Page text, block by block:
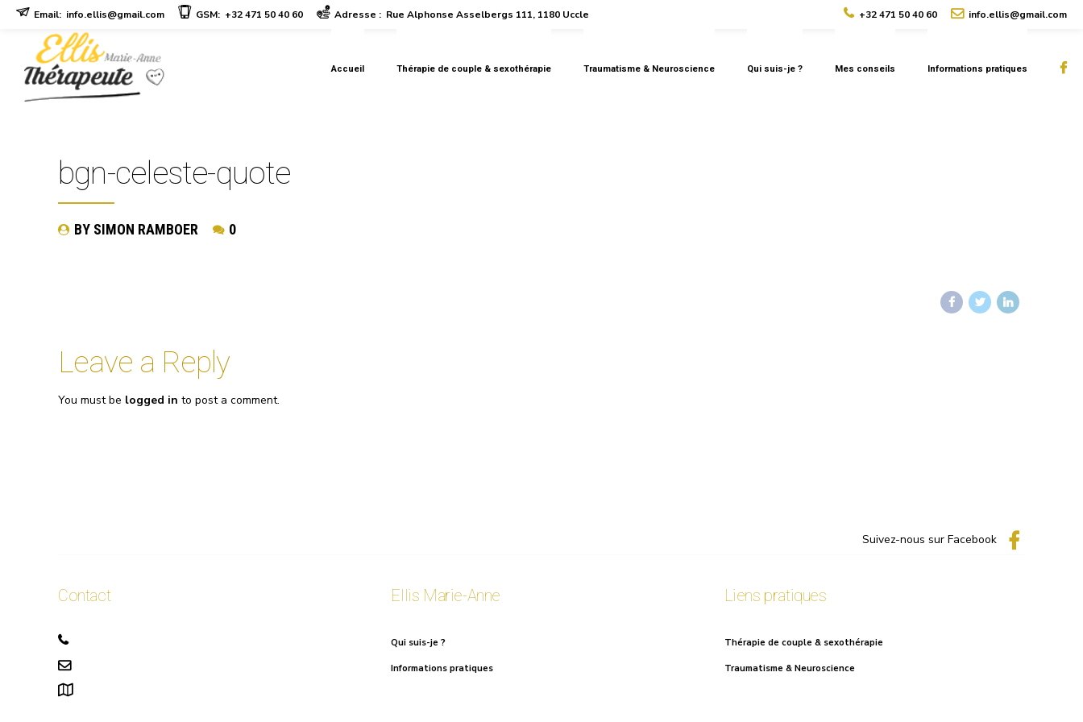
Email: info.ellis@gmail.com GSM: +32 471 50 40 60 Adresse : Rue Alphonse Asselbergs 111, 1180 Uccle +32 471 50 40 60 info.ellis@gmail.com
Accueil Thérapie de couple & sexothérapie Traumatisme & Neuroscience Qui suis-je ? Mes conseils Informations pratiques
bgn-celeste-quote
BY SIMON RAMBOER 0
Leave a Reply
You must be logged in to post a comment.
Suivez-nous sur Facebook
Contact Ellis Marie-Anne
Qui suis-je ?
Informations pratiques
Liens pratiques
Thérapie de couple & sexothérapie
Traumatisme & Neuroscience